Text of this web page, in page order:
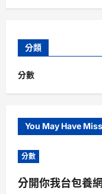
分類
分數
You May Have
分數
分開你我台包養